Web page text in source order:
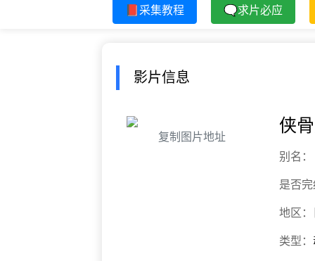
📕采集教程 🗨求片必应
影片信息
复制图片地址
侠
别名：
是否
地区：
类型：